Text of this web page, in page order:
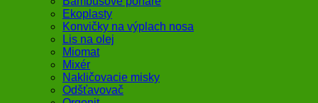
Ekoplasty
Konvičky na výplach nosa
Lis na olej
Miomat
Mixér
Nakličovacie misky
Odšťavovač